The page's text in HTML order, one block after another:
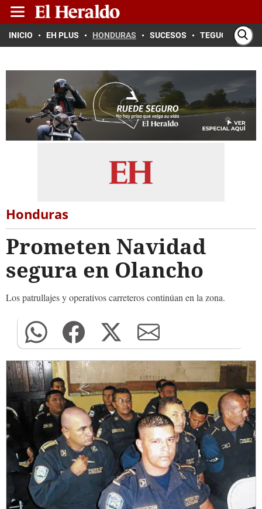
INICIO EH PLUS HONDURAS SUCESOS TEGUCIGALPA
Honduras
Prometen Navidad
segura en Olancho
Los patrullajes y operativos carreteros continúan en la zona.